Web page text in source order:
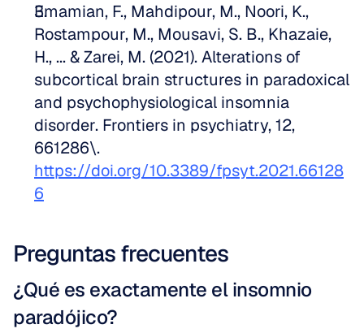
Emamian, F., Mahdipour, M., Noori, K.,
Rostampour, M., Mousavi, S. B., Khazaie,
H., ... & Zarei, M. (2021). Alterations of
subcortical brain structures in paradoxical
and psychophysiological insomnia
disorder. Frontiers in psychiatry, 12,
https://doi.org/10.3389/fpsyt.2021.66128
6
Preguntas frecuentes
¿Qué es exactamente el insomnio
paradójico?